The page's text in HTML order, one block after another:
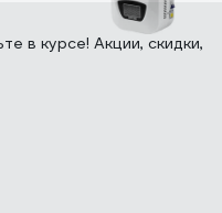
на стену, есть
в курсе! Акции, скидки,